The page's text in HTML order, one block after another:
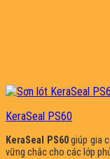
KeraSeal PS60
KeraSeal PS60giúp gia
vững chắc cho các lớp